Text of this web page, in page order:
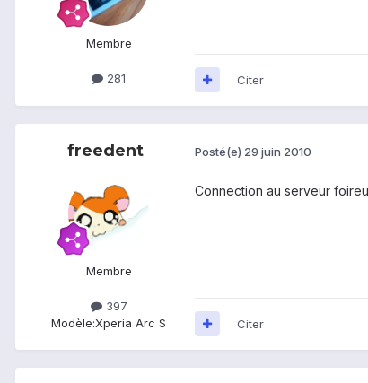
Membre
281 Citer
freedent
Membre
397
Modèle:Xperia Arc S
Posté(e) 29 juin 2010
Connection au serveur
Citer